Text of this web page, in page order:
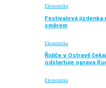
Ekonomika
Festivalová jízdenka
směrem
Ekonomika
Řidiče v Ostravě
odstartuje oprava
Ekonomika